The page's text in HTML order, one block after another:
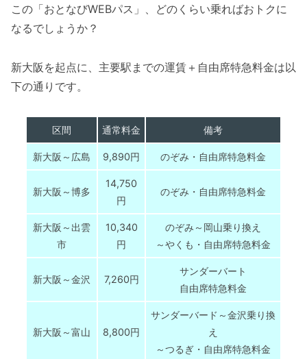
この「おとなびWEBパス」、どのくらい乗ればおトクに
なるでしょうか？
新大阪を起点に、主要駅までの運賃＋自由席特急料金は以
下の通りです。
区間 通常料金 備考
新大阪～広島 9,890円 のぞみ・自由席特急料金
新大阪～博多
14,750
円
のぞみ・自由席特急料金
新大阪～出雲
市
10,340
円
のぞみ～岡山乗り換え
～やくも・自由席特急料金
新大阪～金沢 7,260円
サンダーバート
自由席特急料金
新大阪～富山 8,800円
サンダーバード～金沢乗り換
え
～つるぎ・自由席特急料金